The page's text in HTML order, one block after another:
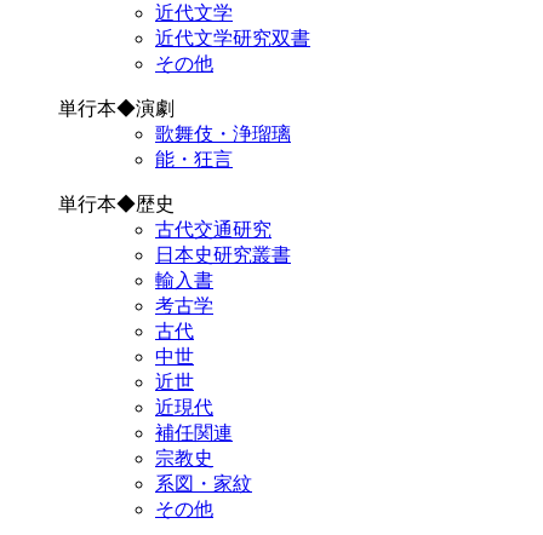
近代文学
近代文学研究双書
その他
単行本◆演劇
歌舞伎・浄瑠璃
能・狂言
単行本◆歴史
古代交通研究
日本史研究叢書
輸入書
考古学
古代
中世
近世
近現代
補任関連
宗教史
系図・家紋
その他